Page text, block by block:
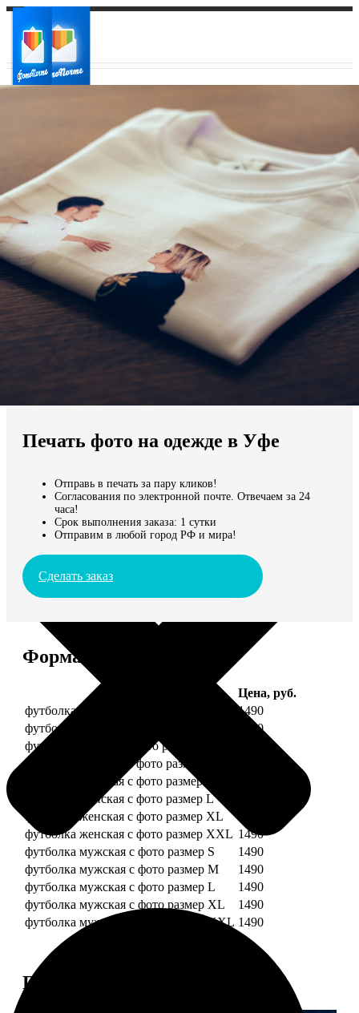
Ваш регион доставки
Выберите из списка:
Мы доставляем по всему миру
Продолжить без города
Печать фото на одежде в Уфе
Отправь в печать за пару кликов!
Согласования по электронной почте. Отвечаем за 24
часа!
Срок выполнения заказа: 1 сутки
Отправим в любой город РФ и мира!
Сделать заказ
Форматы и цены
Цена, руб.
футболка детская с фото рост 118 см
1490
футболка детская с фото рост 128 см
1490
футболка детская с фото рост 134 см
футболка женская с фото размер S
футболка женская с фото размер M
футболка женская с фото размер L
футболка женская с фото размер XL
футболка женская с фото размер XXL 1490
футболка мужская с фото размер S
1490
футболка мужская с фото размер M
1490
футболка мужская с фото размер L
1490
футболка мужская с фото размер XL
1490
футболка мужская с фото размер XXL 1490
Примеры работ